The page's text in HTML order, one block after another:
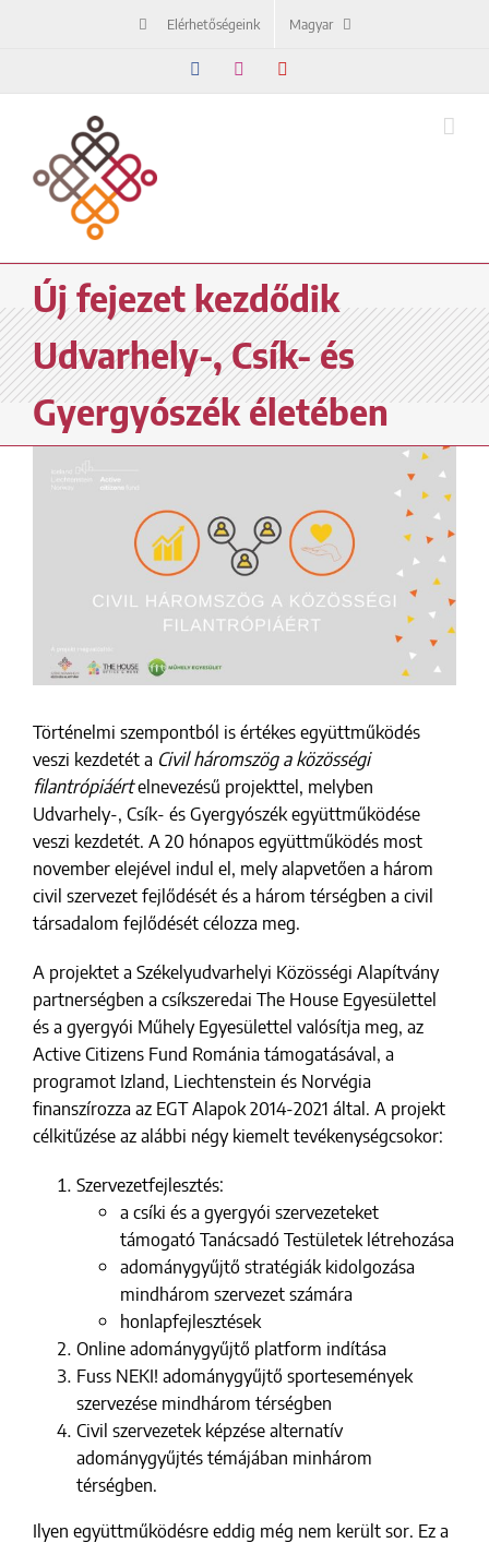
Elérhetőségeink Magyar
FacebookInstagram
Új fejezet kezdődik
Udvarhely-, Csík- és
Gyergyószék életében
Larger
Történelmi szempontból is értékes együttműködés
veszi kezdetét a Civil háromszög a közösségi
filantrópiáértelnevezésű projekttel, melyben
Udvarhely-, Csík- és Gyergyószék együttműködése
veszi kezdetét. A 20 hónapos együttműködés most
november elejével indul el, mely alapvetően a három
civil szervezet fejlődését és a három térségben a civil
társadalom fejlődését célozza meg.
A projektet a Székelyudvarhelyi Közösségi Alapítvány
partnerségben a csíkszeredai The House Egyesülettel
és a gyergyói Műhely Egyesülettel valósítja meg, az
Active Citizens Fund Románia támogatásával, a
programot Izland, Liechtenstein és Norvégia
finanszírozza az EGT Alapok 2014-2021 által. A projekt
célkitűzése az alábbi négy kiemelt tevékenységcsokor:
Szervezetfejlesztés:
a csíki és a gyergyói szervezeteket
támogató Tanácsadó Testületek létrehozása
adománygyűjtő stratégiák kidolgozása
mindhárom szervezet számára
honlapfejlesztések
Online adománygyűjtő platform indítása
Fuss NEKI! adománygyűjtő sportesemények
szervezése mindhárom térségben
Civil szervezetek képzése alternatív
adománygyűjtés témájában minhárom
térségben.
Ilyen együttműködésre eddig még nem került sor. Ez a